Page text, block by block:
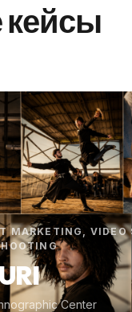
кейсы
MARKETING, VIDEO
Center